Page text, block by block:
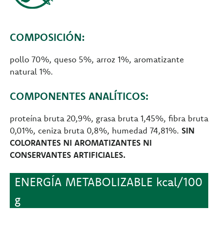
COMPOSICIÓN:
pollo 70%, queso 5%, arroz 1%, aromatizante
natural 1%.
COMPONENTES ANALÍTICOS:
proteína bruta 20,9%, grasa bruta 1,45%, fibra bruta
0,01%, ceniza bruta 0,8%, humedad 74,81%. SIN
COLORANTES NI AROMATIZANTES NI
CONSERVANTES ARTIFICIALES.
ENERGÍA METABOLIZABLE kcal/100
g